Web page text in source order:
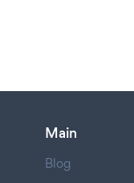
Main
Blog